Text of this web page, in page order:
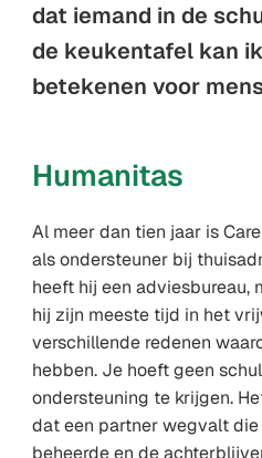
dat iemand in de
de keukentafel kan
betekenen voor
Humanitas
Al meer dan tien jaar is
als ondersteuner bij
heeft hij een adviesbureau,
hij zijn meeste tijd in het
verschillende redenen
hebben. Je hoeft geen
ondersteuning te krijgen.
dat een partner wegvalt
beheerde en de